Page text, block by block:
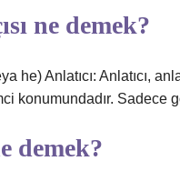
ne demek?
he) Anlatıcı: Anlatıcı,
konumundadır. Sadece
demek?